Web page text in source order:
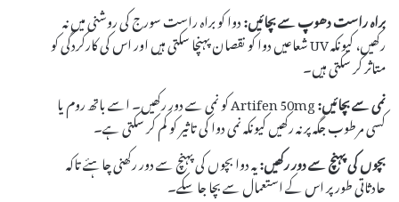
براہ راست دھوپ سے بچائیں:دوا کو براہ راست سورج کی روشنی میں نہ
رکھیں، کیونکہ UV شعاعیں دوا کو نقصان پہنچا سکتی ہیں اور اس کی کارکردگی کو
متاثر کر سکتی ہیں۔
نمی سے بچائیں:
Artifen 50mg کو نمی سے دور رکھیں۔ اسے باتھ روم یا
کسی مرطوب جگہ پر نہ رکھیں کیونکہ نمی دوا کی تاثیر کو کم کر سکتی ہے۔
بچوں کی پہنچ سے دور رکھیں:یہ دوا بچوں کی پہنچ سے دور رکھنی چاہئے تاکہ
حادثاتی طور پر اس کے استعمال سے بچا جا سکے۔